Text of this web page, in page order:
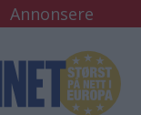
Annonsere